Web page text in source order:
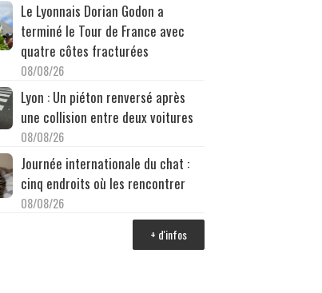
Le Lyonnais Dorian Godon a
terminé le Tour de France avec
quatre côtes fracturées
08/08/26
Lyon : Un piéton renversé après
une collision entre deux voitures
08/08/26
Journée internationale du chat :
cinq endroits où les rencontrer
08/08/26
+ d'infos